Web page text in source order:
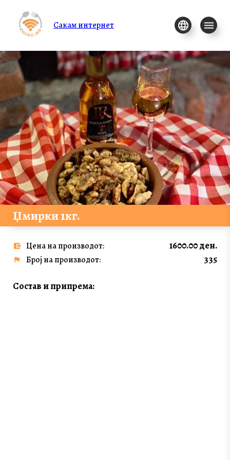
Сакам интернет
Џмирки 1кг.
Цена на производот: 1600.00 ден.
Број на производот: 335
Состав и припрема: